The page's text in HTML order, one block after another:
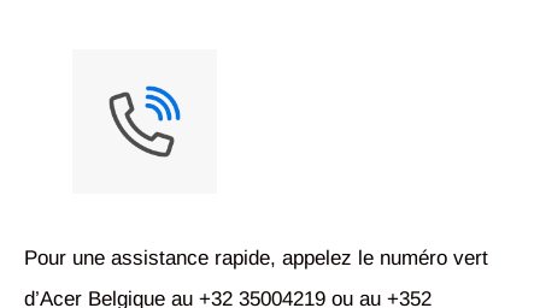
Pour une assistance rapide, appelez le numéro vert
d’Acer Belgique au +32 35004219 ou au +352